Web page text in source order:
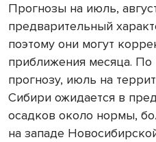
Прогнозы на июль,
предварительный
поэтому они могут
приближения месяца.
прогнозу, июль на
Сибири ожидается в
осадков около нормы,
на западе